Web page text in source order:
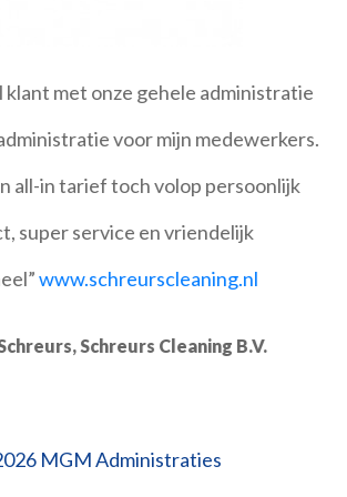
klant met onze gehele administratie
voor mijn medewerkers.
all-in tarief toch volop persoonlijk
super service en vriendelijk
www.schreurscleaning.nl
Schreurs Cleaning B.V.
MGM Administraties